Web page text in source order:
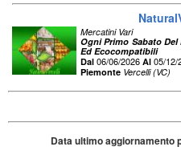
Mercatini Vari
Ogni Primo Sabato
Ed Ecocompatibili
Dal 06/06/2026 Al 05/12/
Piemonte Vercelli (VC)
Data ultimo aggiornamento